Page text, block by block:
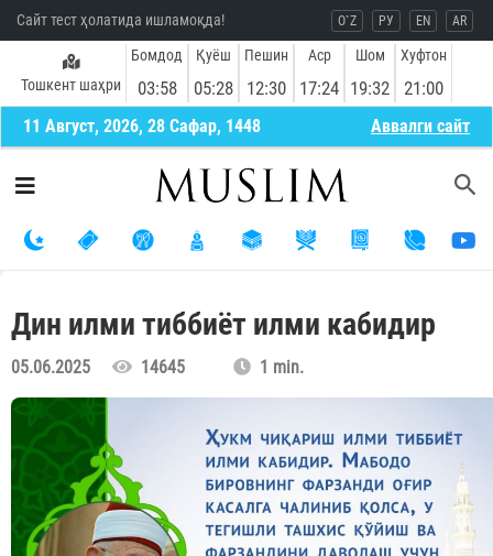
Сайт тест ҳолатида ишламоқда! O`Z РУ EN AR
Тошкент шаҳри
Бомдод
03:58
Қуёш
05:28
Пешин
12:30
Аср
17:24
Шом
19:32
Хуфтон
21:00
11 Август, 2026, 28 Сафар, 1448 Aввалги сайт
Дин илми тиббиёт илми кабидир
05.06.2025 14645 1 min.